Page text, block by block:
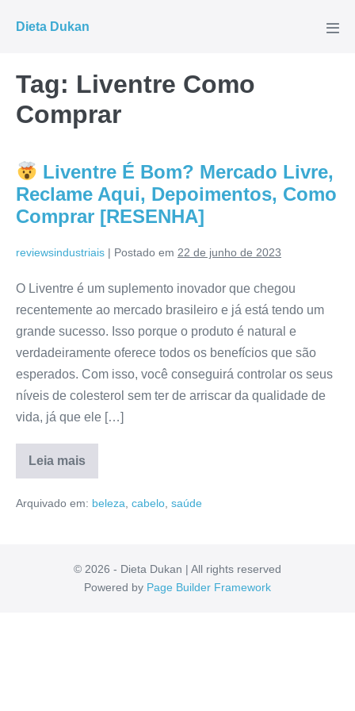
para
conteúdo
Dieta Dukan
Tag: Liventre Como
Comprar
Liventre É Bom? Mercado Livre,
Reclame Aqui, Depoimentos, Como
Comprar [RESENHA]
reviewsindustriais | Postado em 22 de junho de 2023
O Liventre é um suplemento inovador que chegou
recentemente ao mercado brasileiro e já está tendo um
grande sucesso. Isso porque o produto é natural e
verdadeiramente oferece todos os benefícios que são
esperados. Com isso, você conseguirá controlar os seus
níveis de colesterol sem ter de arriscar da qualidade de
vida, já que ele […]
Leia mais
Liventre
Bom?
Depoimentos,
Como
Comprar
Arquivado em: beleza cabelo saúde
© 2026 - Dieta Dukan | All rights reserved
Powered by Page Builder Framework